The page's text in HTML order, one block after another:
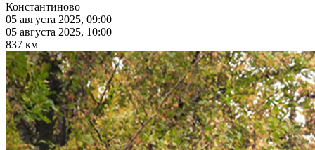
Константиново
05 августа 2025, 09:00
05 августа 2025, 10:00
837 км